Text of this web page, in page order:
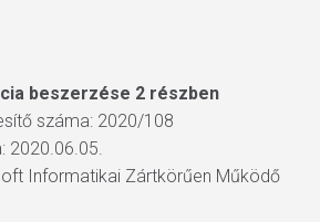
beszerzése 2 részben
száma: 2020/108
2020.06.05.
Informatikai Zártkörűen Működő